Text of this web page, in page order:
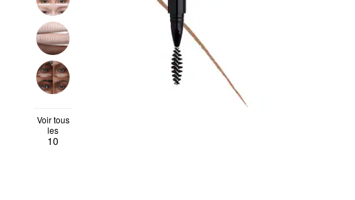
Voir tous
les
10